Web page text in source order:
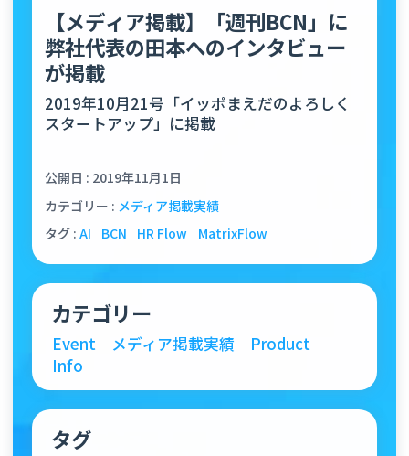
【メディア掲載】「週刊BCN」に
弊社代表の田本へのインタビュー
が掲載
2019年10月21号「イッポまえだのよろしく
スタートアップ」に掲載
公開日 : 2019年11月1日
カテゴリー : メディア掲載実績
タグ : AI BCN HR Flow MatrixFlow
カテゴリー
Event メディア掲載実績
Product
Info
タグ